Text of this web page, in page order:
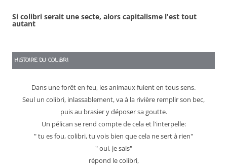
Si colibri serait une secte, alors capitalisme l'est tout
autant
HISTOIRE DU COLIBRI
Dans une forêt en feu, les animaux fuient en tous sens.
Seul un colibri, inlassablement, va à la rivière remplir son bec,
puis au brasier y déposer sa goutte.
Un pélican se rend compte de cela et l'interpelle:
" tu es fou, colibri, tu vois bien que cela ne sert à rien"
" oui, je sais"
répond le colibri,